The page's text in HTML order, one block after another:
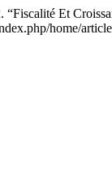
Et
home/